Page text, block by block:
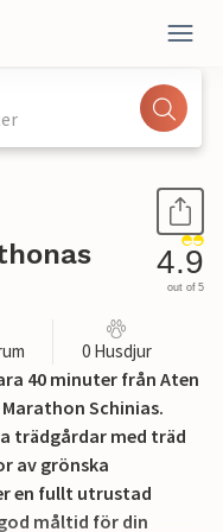
4.9
out of 5
0 Husdjur
40 minuter från Aten
Schinias.
trädgårdar med träd
av grönska
en fullt utrustad
måltid för din